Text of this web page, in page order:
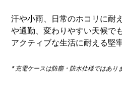
汗や小雨、日常のホコリに耐
や通勤、変わりやすい天候で
アクティブな生活に耐える堅
* 充電ケースは防塵・防水仕様ではあり